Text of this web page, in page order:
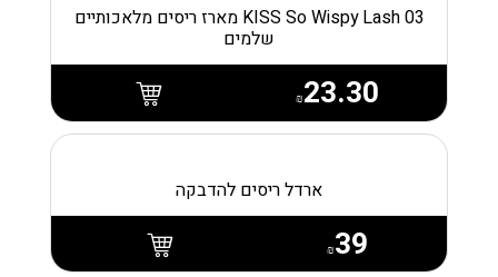
KISS So Wispy Lash 03 מארז ריסים מלאכותיים
שלמים
₪23.30
ארדל ריסים להדבקה
₪39